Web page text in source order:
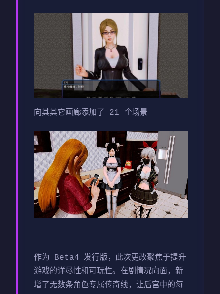
向其其它画廊添加了 21 个场景
作为 Beta4 发行版，此次更改聚焦于提升
游戏的详尽性和可玩性。在剧情况向面，新
增了无数条角色专属传奇线，让后宫中的每